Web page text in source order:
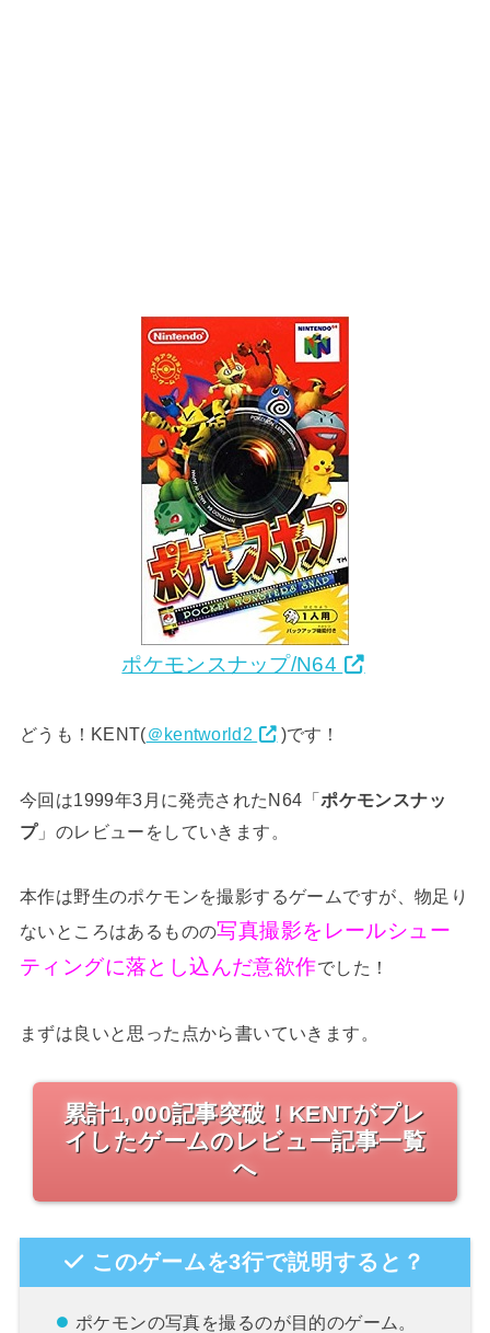
ポケモンスナップ/N64
どうも！KENT(＠kentworld2 )です！
今回は1999年3月に発売されたN64「ポケモンスナッ
プ」のレビューをしていきます。
本作は野生のポケモンを撮影するゲームですが、物足り
ないところはあるものの写真撮影をレールシュー
ティングに落とし込んだ意欲作でした！
まずは良いと思った点から書いていきます。
累計1,000記事突破！KENTがプレ
イしたゲームのレビュー記事一覧
へ
このゲームを3行で説明すると？
ポケモンの写真を撮るのが目的のゲーム。